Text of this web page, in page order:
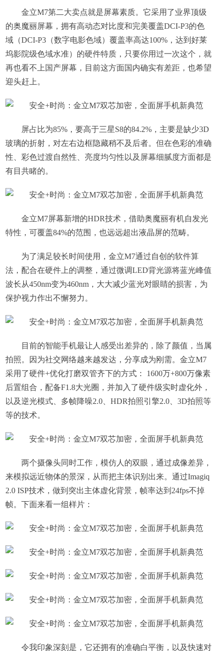
金立M7第二大卖点就是屏幕素质。它采用了业界顶级
的奥魔丽屏幕，拥有高动态对比度和完美覆盖DCI-P3的色
域（DCI-P3（数字电影色域）覆盖率高达100%，达到好莱
坞影院级色域水准）的硬件特质，只要你用过一次这个，就
再也看不上国产屏幕，目前这方面国内确实有差距，也希望
迎头赶上。
屏占比为85%，要高于三星S8的84.2%，主要是缺少3D
玻璃的折射，对左右边框隐藏稍不及后者。但在色彩的准确
性、彩色过渡自然性、亮度均匀性以及屏幕细腻度方面都是
有目共睹的。
金立M7屏幕新增的HDR技术，借助奥魔丽有机自发光
特性，可覆盖84%的范围，也远远超出液晶屏的范畴。
为了满足较长时间使用，金立M7通过自创的软件算
法，配合在硬件上的调整，通过微调LED背光源将蓝光峰值
波长从450nm变为460nm，大大减少蓝光对眼睛的损害，为
保护视力作出不懈努力。
目前的智能手机最让人感受出差异的，除了颜值，当属
拍照。因为社交网络越来越发达，分享成为刚需。金立M7
采用了硬件+优化打磨双管齐下的方式： 1600万+800万像素
后置组合，配备F1.8大光圈，并加入了硬件级实时虚化外，
以及逆光模式、多帧降噪2.0、HDR拍照引擎2.0、3D拍照等
等的技术。
两个摄像头同时工作，模仿人的双眼，通过成像差异，
来模拟远近物体的景深，从而把主体识别出来。通过Imagiq
2.0 ISP技术，做到突出主体虚化背景，帧率达到24fps不掉
帧。下面来看一组样片：
令我印象深刻是，它还拥有的准确白平衡，以及快速对